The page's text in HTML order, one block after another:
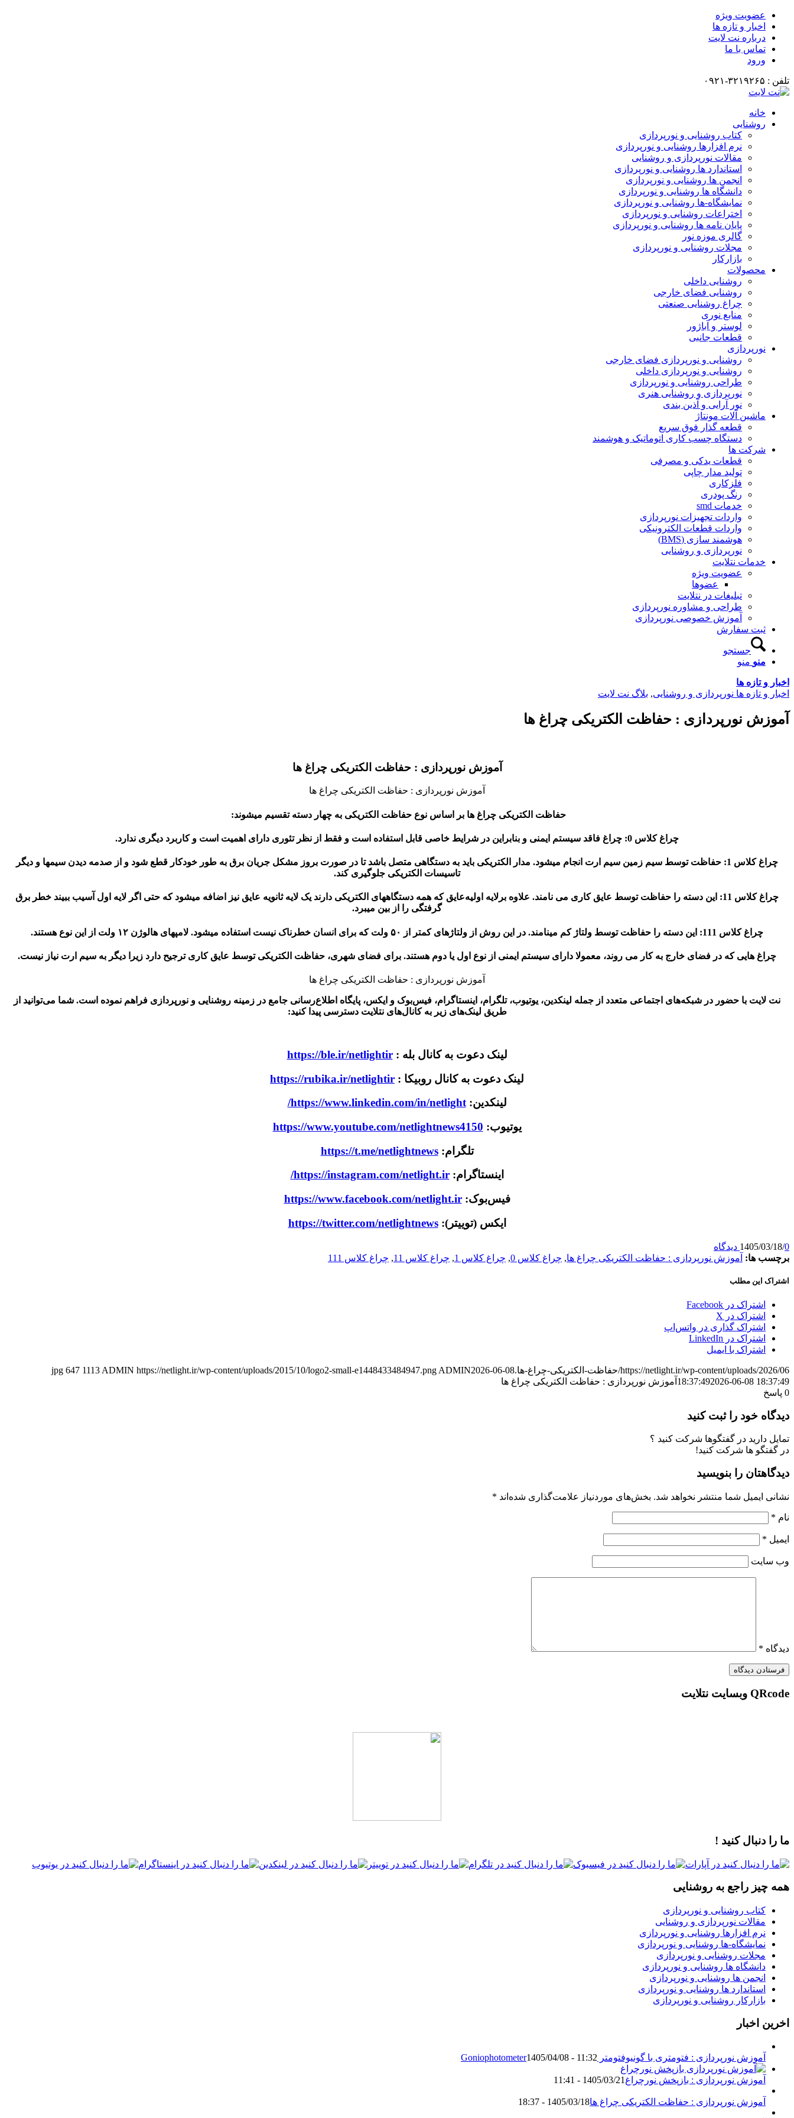
عضویت ویژه
اخبار و تازه ها
درباره نت لایت
تماس با ما
ورود
تلفن : ۳۲۱۹۲۶۵-۰۹۲۱
خانه
روشنایی
کتاب روشنایی و نورپردازی
نرم افزارها روشنایی و نورپردازی
مقالات نورپردازی و روشنایی
استاندارد ها روشنایی و نورپردازی
انجمن ها روشنایی و نورپردازی
دانشگاه ها روشنایی و نورپردازی
نمایشگاه-ها روشنایی و نورپردازی
اختراعات روشنایی و نورپردازی
پایان نامه ها روشنایی و نورپردازی
گالری موزه نور
مجلات روشنایی و نورپردازی
بازارکار
محصولات
روشنایی داخلی
روشنایی فضای خارجی
چراغ روشنایی صنعتی
منابع نوری
لوستر و آباژور
قطعات جانبی
نورپردازی
روشنایی و نورپردازی فضای خارجی
روشنایی و نورپردازی داخلی
طراحی روشنایی و نورپردازی
نورپردازی و روشنایی هنری
نور آرایی و آذین بندی
ماشین آلات مونتاژ
قطعه گذار فوق سریع
دستگاه چسب کاری اتوماتیک و هوشمند
شرکت ها
قطعات یدکی و مصرفی
تولید مدار چاپی
فلزکاری
رنگ پودری
خدمات smd
واردات تجهیزات نورپردازی
واردات قطعات الکترونیکی
هوشمند سازی (BMS)
نورپردازی و روشنایی
خدمات نتلایت
عضویت ویژه
عضوها
تبلیغات در نتلایت
طراحی و مشاوره نورپردازی
آموزش خصوصی نورپردازی
ثبت سفارش
جستجو
منو منو
اخبار و تازه ها
اخبار و تازه ها نورپردازی و روشنایی, بلاگ نت لایت
آموزش نورپردازی : حفاظت الکتریکی چراغ ها
آموزش نورپردازی : حفاظت الکتریکی چراغ ها
آموزش نورپردازی : حفاظت الکتریکی چراغ ها
حفاظت الکتریکی چراغ ها بر اساس نوع حفاظت الکتریکی به چهار دسته تقسیم میشوند:
چراغ کلاس 0: چراغ فاقد سیستم ایمنی و بنابراین در شرایط خاصی قابل استفاده است و فقط از نظر تئوری دارای اهمیت است و کاربرد دیگری ندارد.
چراغ کلاس 1: حفاظت توسط سیم زمین سیم ارت انجام میشود. مدار الکتریکی باید به دستگاهی متصل باشد تا در صورت بروز مشکل جریان برق به طور خودکار قطع شود و از صدمه دیدن سیمها و دیگر
تاسیسات الکتریکی جلوگیری کند.
چراغ کلاس 11: این دسته را حفاظت توسط عایق کاری می نامند. علاوه برلایه اولیه عایق که همه دستگاههای الکتریکی دارند یک لایه ثانویه عایق نیز اضافه میشود که حتی اگر لایه اول آسیب ببیند خطر برق
گرفتگی را از بین میبرد.
چراغ کلاس 111: این دسته را حفاظت توسط ولتاژ کم مینامند. در این روش از ولتاژهای کمتر از ۵۰ ولت که برای انسان خطرناک نیست استفاده میشود. لامپهای هالوژن ۱۲ ولت از این نوع هستند.
چراغ هایی که در فضای خارج به کار می روند، معمولا دارای سیستم ایمنی از نوع اول یا دوم هستند. برای فضای شهری، حفاظت الکتریکی توسط عایق کاری ترجیح دارد زیرا دیگر به سیم ارت نیاز نیست.
آموزش نورپردازی : حفاظت الکتریکی چراغ ها
نت لایت با حضور در شبکه‌های اجتماعی متعدد از جمله لینکدین، یوتیوب، تلگرام، اینستاگرام، فیس‌بوک و ایکس، پایگاه اطلاع‌رسانی جامع در زمینه روشنایی و نورپردازی فراهم نموده است. شما می‌توانید از
طریق لینک‌های زیر به کانال‌های نتلایت دسترسی پیدا کنید:
لینک دعوت به کانال بله :https://ble.ir/netlightir
لینک دعوت به کانال روبیکا : https://rubika.ir/netlightir
لینکدین:https://www.linkedin.com/in/netlight/
یوتیوب: https://www.youtube.com/netlightnews4150
تلگرام:https://t.me/netlightnews
اینستاگرام:https://instagram.com/netlight.ir/
فیس‌بوک:https://www.facebook.com/netlight.ir
ایکس (توییتر):https://twitter.com/netlightnews
1405/03/18/0 دیدگاه
برچسب ها: آموزش نورپردازی : حفاظت الکتریکی چراغ ها, چراغ کلاس 0 , چراغ کلاس 1 , چراغ کلاس 11 , چراغ کلاس 111
اشتراک این مطلب
اشتراک در Facebook
اشتراک در X
اشتراک گذاری در واتس‌اپ
اشتراک در LinkedIn
اشتراک با ایمیل
https://netlight.ir/wp-content/uploads/2026/06/حفاظت-الکتریکی-چراغ-ها.jpg 647 1113 ADMIN https://netlight.ir/wp-content/uploads/2015/10/logo2-small-e1448433484947.png ADMIN2026-06-08
18:37:492026-06-08 18:37:49
آموزش نورپردازی : حفاظت الکتریکی چراغ ها
0 پاسخ
دیدگاه خود را ثبت کنید
تمایل دارید در گفتگوها شرکت کنید ؟
در گفتگو ها شرکت کنید!
دیدگاهتان را بنویسید
نشانی ایمیل شما منتشر نخواهد شد. بخش‌های موردنیاز علامت‌گذاری شده‌اند *
نام *
ایمیل *
وب‌ سایت
دیدگاه *
QRcode وبسایت نتلایت
ما را دنبال کنید !
همه چیز راجع به روشنایی
کتاب روشنایی و نورپردازی
مقالات نورپردازی و روشنایی
نرم افزارها روشنایی و نورپردازی
نمایشگاه-ها روشنایی و نورپردازی
مجلات روشنایی و نورپردازی
دانشگاه ها روشنایی و نورپردازی
انجمن ها روشنایی و نورپردازی
استاندارد ها روشنایی و نورپردازی
بازارکار روشنایی و نورپردازی
اخرین اخبار
آموزش نورپردازی : فتومتری با گونیوفتومتر Goniophotometer 1405/04/08 - 11:32
آموزش نورپردازی : بازپخش نورچراغ 1405/03/21 - 11:41
آموزش نورپردازی : حفاظت الکتریکی چراغ ها1405/03/18 - 18:37